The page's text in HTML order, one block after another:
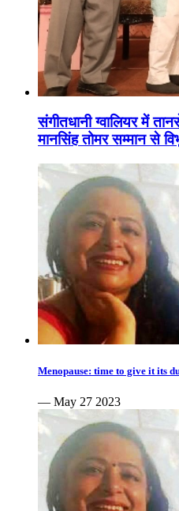
संगीतधानी ग्वालियर में
मानसिंह तोमर सम्मान से
Menopause: time to give it its
— May 27 2023